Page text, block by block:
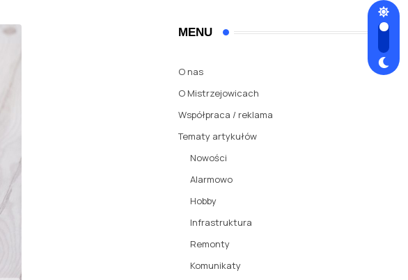
MENU
O nas
O Mistrzejowicach
Współpraca / reklama
Tematy artykułów
Nowości
Alarmowo
Hobby
Infrastruktura
Remonty
Komunikaty